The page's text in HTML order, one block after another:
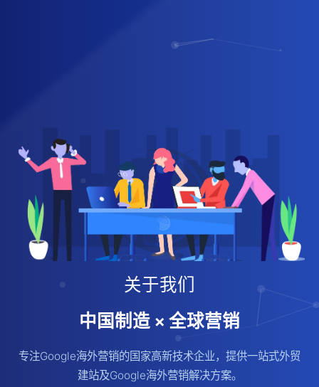
关于我们
中国制造 × 全球营销
专注Google海外营销的国家高新技术企业，提供一站式外贸
建站及Google海外营销解决方案。